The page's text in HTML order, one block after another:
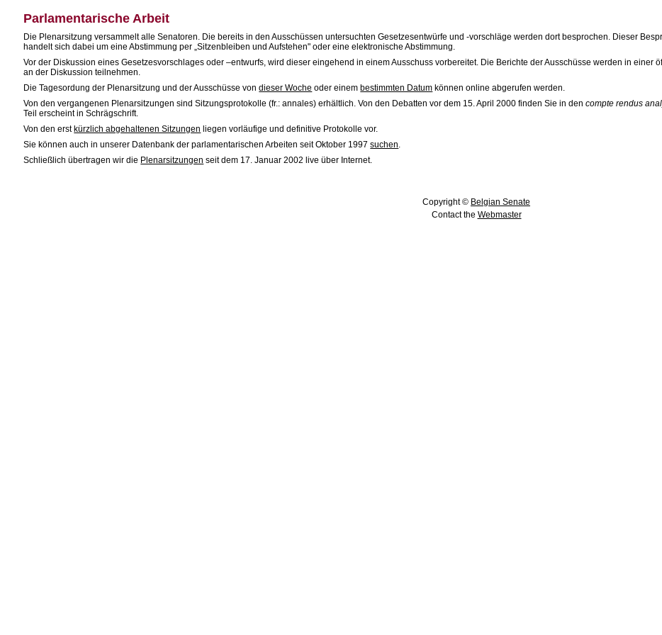
Parlamentarische Arbeit
Die Plenarsitzung versammelt alle Senatoren. Die bereits in den Ausschüssen untersuchten Gesetzesentwürfe und -vorschläge werden dort besprochen. Dieser
handelt sich dabei um eine Abstimmung per „Sitzenbleiben und Aufstehen" oder eine elektronische Abstimmung.
Vor der Diskussion eines Gesetzesvorschlages oder –entwurfs, wird dieser eingehend in einem Ausschuss vorbereitet. Die Berichte der Ausschüsse werden in einer
an der Diskussion teilnehmen.
Die Tagesordung der Plenarsitzung und der Ausschüsse vondieser Woche oder einem bestimmten Datum können online abgerufen werden.
Von den vergangenen Plenarsitzungen sind Sitzungsprotokolle (fr.: annales) erhältlich. Von den Debatten vor dem 15. April 2000 finden Sie in dencompte rendus
Teil erscheint in Schrägschrift.
Von den erst kürzlich abgehaltenen Sitzungen liegen vorläufige und definitive Protokolle vor.
Sie können auch in unserer Datenbank der parlamentarischen Arbeiten seit Oktober 1997suchen.
Schließlich übertragen wir die Plenarsitzungen seit dem 17. Januar 2002 live über Internet.
Copyright © Belgian Senate
Contact the Webmaster